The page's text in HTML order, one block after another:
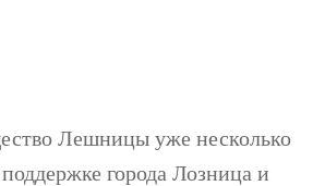
Лешницы уже несколько
города Лозница и